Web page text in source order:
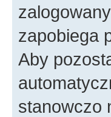
zapobiega
Aby
stanowczo